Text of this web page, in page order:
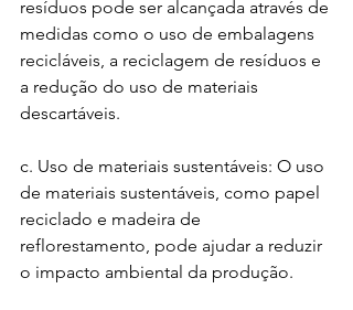
resíduos pode ser alcançada através de
medidas como o uso de embalagens
recicláveis, a reciclagem de resíduos e
a redução do uso de materiais
descartáveis.
c. Uso de materiais sustentáveis: O uso
de materiais sustentáveis, como papel
reciclado e madeira de
reflorestamento, pode ajudar a reduzir
o impacto ambiental da produção.